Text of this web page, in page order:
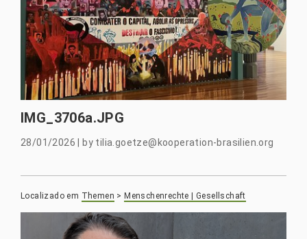
IMG_3706a.JPG
28/01/2026 by tilia.goetze@kooperation-brasilien.org
Localizado em Themen > Menschenrechte | Gesellschaft